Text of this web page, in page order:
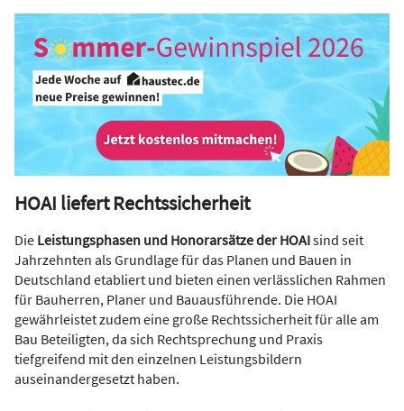
HOAI liefert Rechtssicherheit
Die Leistungsphasen und Honorarsätze der HOAIsind seit
Jahrzehnten als Grundlage für das Planen und Bauen in
Deutschland etabliert und bieten einen verlässlichen Rahmen
für Bauherren, Planer und Bauausführende. Die HOAI
gewährleistet zudem eine große Rechtssicherheit für alle am
Bau Beteiligten, da sich Rechtsprechung und Praxis
tiefgreifend mit den einzelnen Leistungsbildern
auseinandergesetzt haben.